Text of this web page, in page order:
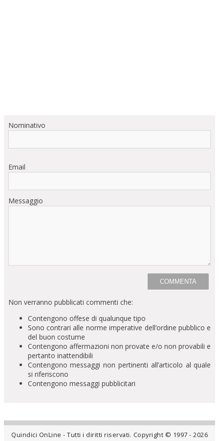
Nominativo
Email
Messaggio
Non verranno pubblicati commenti che:
Contengono offese di qualunque tipo
Sono contrari alle norme imperative dell’ordine pubblico e
del buon costume
Contengono affermazioni non provate e/o non provabili e
pertanto inattendibili
Contengono messaggi non pertinenti all’articolo al quale
si riferiscono
Contengono messaggi pubblicitari
Quindici OnLine - Tutti i diritti riservati. Copyright © 1997 - 2026